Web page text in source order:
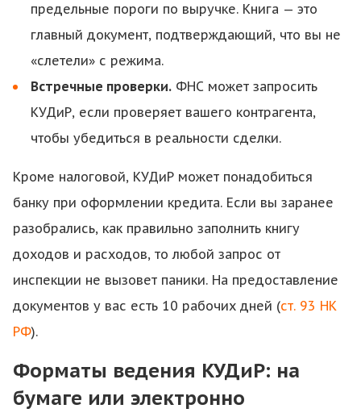
предельные пороги по выручке. Книга — это
главный документ, подтверждающий, что вы не
«слетели» с режима.
Встречные проверки. ФНС может запросить
КУДиР, если проверяет вашего контрагента,
чтобы убедиться в реальности сделки.
Кроме налоговой, КУДиР может понадобиться
банку при оформлении кредита. Если вы заранее
разобрались, как правильно заполнить книгу
доходов и расходов, то любой запрос от
инспекции не вызовет паники. На предоставление
документов у вас есть 10 рабочих дней (ст. 93 НК
РФ).
Форматы ведения КУДиР: на
бумаге или электронно